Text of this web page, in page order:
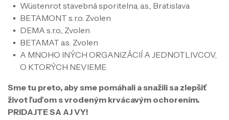
Wüstenrot stavebná sporitelna, a.s., Bratislava
BETAMONT s.r.o. Zvolen
DEMA s.r.o., Zvolen
BETAMAT a.s. Zvolen
A MNOHO INÝCH ORGANIZÁCIÍ A JEDNOTLIVCOV,
O KTORÝCH NEVIEME
Sme tu preto, aby sme pomáhali a snažili sa zlepšiť
život ľuďom s vrodeným krvácavým ochorením.
PRIDAJTE SA AJ VY!